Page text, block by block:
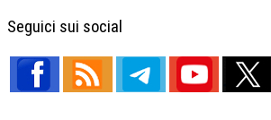
Seguici sui social